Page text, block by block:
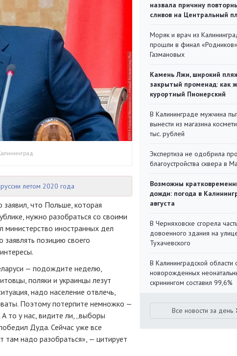
летом 2020 года
что Польше, которая
нужно разобраться со своими
министерство иностранных дел
позицию своего
— подождите неделю,
поляки и украинцы лезут
надо население отвлечь,
Поэтому потерпите немножко —
то у нас, видите ли, „выборы
Дуда. Сейчас уже все
там надо разобраться», — цитирует
назвала причину
сливов на Центральный
Моряк и врач из
прошли в финал «Родников»
Газмановых
Камень Лжи, широкий
закрытый променад: как
курортный Пионерский
В Калининграде мужчина
вынести из магазина
тыс. рублей
Экспертиза не одобрила
благоустройства сквера в
Возможны
дожди: погода в
августа
В Черняховске сгорела
довоенного здания на
Тухачевского
В Калининградской области
новорожденных
скринингом составил 99,6%
Все новости за день